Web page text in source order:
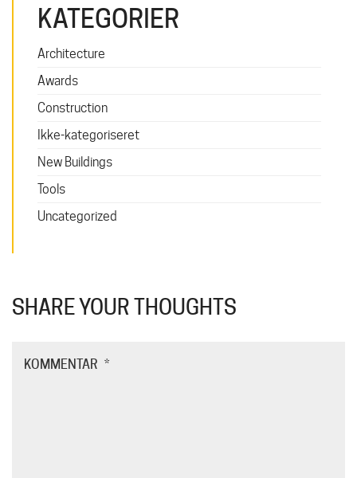
KATEGORIER
Architecture
Awards
Construction
Ikke-kategoriseret
New Buildings
Tools
Uncategorized
SHARE YOUR THOUGHTS
KOMMENTAR *